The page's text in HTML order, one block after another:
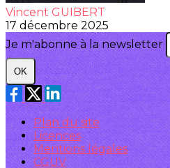
Vincent GUIBERT
17 décembre 2025
Je m'abonne à la newsletter
OK
Plan du site
Licences
Mentions légales
CGUV